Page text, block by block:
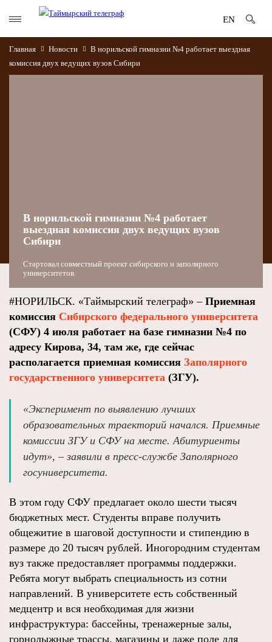
EN
Главная Новости
В норильской гимназии №4 работает выездная
комиссия двух ведущих вузов Сибири
В норильской гимназии №4 работает
выездная комиссия двух ведущих вузов
Сибири
Стартовал совместный проект сибирского и заполярного
университетов.
#НОРИЛЬСК. «Таймырский телеграф» – Приемная
комиссия Сибирского федерального университета
(СФУ) 4 июля работает на базе гимназии №4 по
адресу Кирова, 34, там же, где сейчас
располагается приемная комиссия Заполярного
государственного университета (ЗГУ).
«Эксперимент по выявлению лучших
образовательных траекторий начался. Приемные
комиссии ЗГУ и СФУ на месте. Абитуриенты
идут», – заявили в пресс-службе Заполярного
госуниверситета.
В этом году СФУ предлагает около шести тысяч
бюджетных мест. Студенты вправе получить
общежитие в шаговой доступности и стипендию в
размере до 20 тысяч рублей. Иногородним студентам
вуз также предоставляет программы поддержки.
Ребята могут выбрать специальность из сотни
направлений. В университете есть собственный
медцентр и вся необходимая для жизни
инфраструктура: бассейны, тренажерные залы,
горнолыжные трассы, магазины и даже поле для